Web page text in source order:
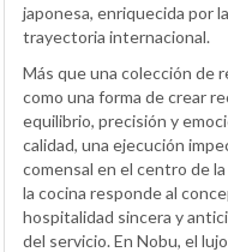
japonesa, enriquecida por
trayectoria internacional.
Más que una colección de
como una forma de crear
equilibrio, precisión y
calidad, una ejecución
comensal en el centro de
la cocina responde al
hospitalidad sincera y
del servicio. En Nobu, el